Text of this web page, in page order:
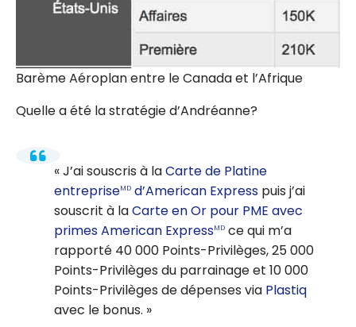
Barème Aéroplan entre le Canada et l’Afrique
Quelle a été la stratégie d’Andréanne?
J’ai souscris à laCarte de Platine
entrepriseMD d’American Express puis j’ai
souscrit à laCarte en Or pour PME avec
primes American ExpressMD ce qui m’a
rapporté 40 000 Points-Privilèges, 25 000
Points-Privilèges du parrainage et 10 000
Points-Privilèges de dépenses via Plastiq
avec le bonus.